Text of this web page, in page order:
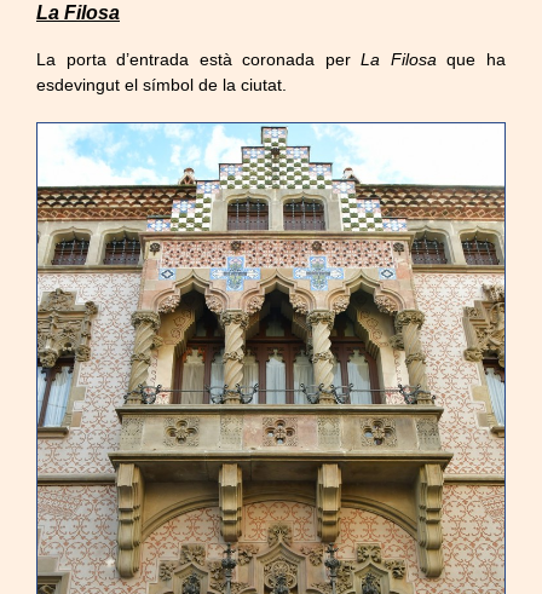
La Filosa
La porta d’entrada està coronada perLa Filosa que ha
esdevingut el símbol de la ciutat.